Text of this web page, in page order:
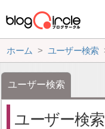
ホーム ユーザー検索
ユーザー検索
ユーザー検索